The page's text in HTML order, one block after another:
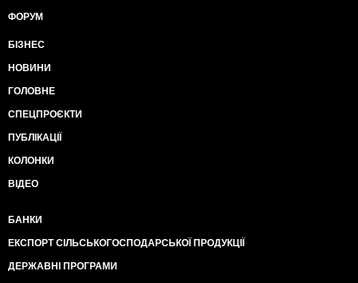
ФОРУМ
БІЗНЕС
НОВИНИ
ГОЛОВНЕ
СПЕЦПРОЄКТИ
ПУБЛІКАЦІЇ
КОЛОНКИ
ВІДЕО
БАНКИ
ЕКСПОРТ СІЛЬСЬКОГОСПОДАРСЬКОЇ ПРОДУКЦІЇ
ДЕРЖАВНІ ПРОГРАМИ